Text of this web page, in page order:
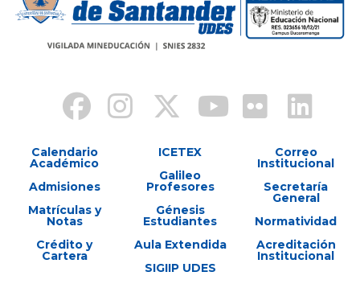
Calendario
Académico
Admisiones
Matrículas y
Notas
Crédito y
Cartera
ICETEX
Galileo
Profesores
Génesis
Estudiantes
Aula Extendida
SIGIIP UDES
Correo
Institucional
Secretaría
General
Normatividad
Acreditación
Institucional